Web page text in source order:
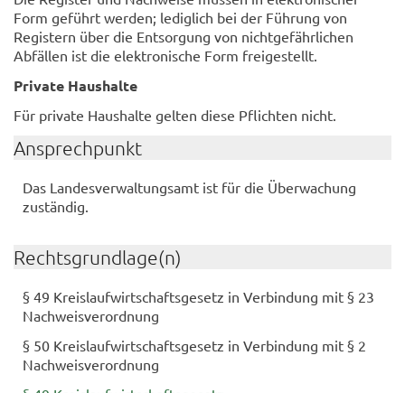
Form geführt werden; lediglich bei der Führung von
Registern über die Entsorgung von nichtgefährlichen
Abfällen ist die elektronische Form freigestellt.
Private Haushalte
Für private Haushalte gelten diese Pflichten nicht.
Ansprechpunkt
Das Landesverwaltungsamt ist für die Überwachung
zuständig.
Rechtsgrundlage(n)
§ 49 Kreislaufwirtschaftsgesetz in Verbindung mit § 23
Nachweisverordnung
§ 50 Kreislaufwirtschaftsgesetz in Verbindung mit § 2
Nachweisverordnung